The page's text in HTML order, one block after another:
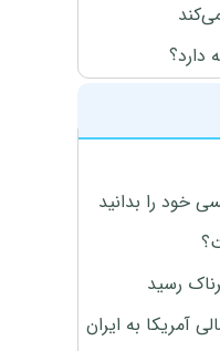
دارد؟
خود را بدانید
رسید
آمریکا به ایران